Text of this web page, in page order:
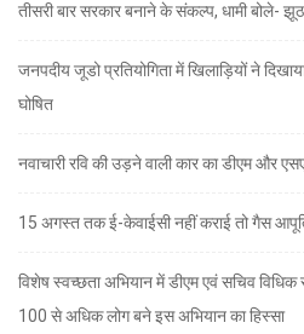
तीसरी बार सरकार बनाने के संकल्प, धामी बोले-
जनपदीय जूडो प्रतियोगिता में खिलाड़ियों ने
घोषित
नवाचारी रवि की उड़ने वाली कार का डीएम और
15 अगस्त तक ई-केवाईसी नहीं कराई तो गैस
विशेष स्वच्छता अभियान में डीएम एवं सचिव विधिक
100 से अधिक लोग बने इस अभियान का हिस्सा